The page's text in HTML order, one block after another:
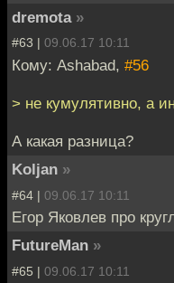
dremota »
#63 | 09.06.17 10:11
Кому: Ashabad, #56
> не кумулятивно, а
А какая разница?
Koljan »
#64 | 09.06.17 10:11
Егор Яковлев про
FutureMan »
#65 | 09.06.17 10:11